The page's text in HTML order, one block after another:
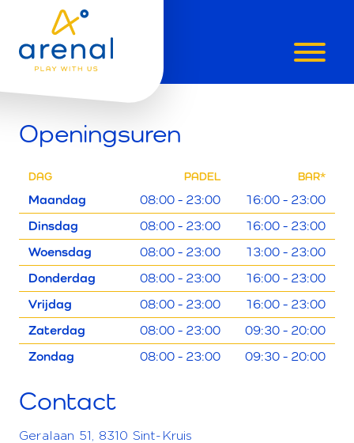
ONS
Openingsuren
DAG PADEL BAR*
Maandag 08:00 - 23:00
16:00 - 23:00
Dinsdag
08:00 - 23:00
16:00 - 23:00
Woensdag
08:00 - 23:00
13:00 - 23:00
Donderdag
08:00 - 23:00
16:00 - 23:00
Vrijdag
08:00 - 23:00
16:00 - 23:00
Zaterdag
08:00 - 23:00
09:30 - 20:00
Zondag
08:00 - 23:00 09:30 - 20:00
Contact
Geralaan 51, 8310 Sint-Kruis